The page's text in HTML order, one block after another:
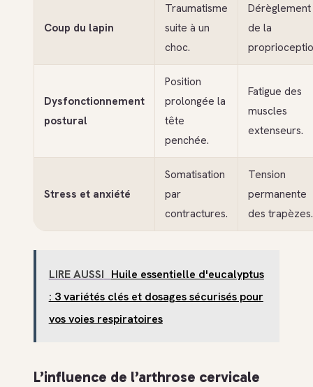
Coup du lapin
Traumatisme
suite à un
choc.
Dérèglement
de la
Dysfonctionnement
postural
Position
prolongée la
tête
penchée.
Fatigue des
muscles
extenseurs.
Stress et anxiété
Somatisation
par
contractures.
Tension
permanente
des trapèzes.
LIRE AUSSI Huile essentielle d'eucalyptus
: 3 variétés clés et dosages sécurisés pour
vos voies respiratoires
L’influence de l’arthrose cervicale